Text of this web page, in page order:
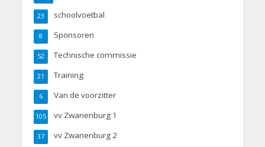
schoolvoetbal
23
Sponsoren
8
Technische commissie
52
Training
21
Van de voorzitter
6
vv Zwanenburg 1
105
vv Zwanenburg 2
37